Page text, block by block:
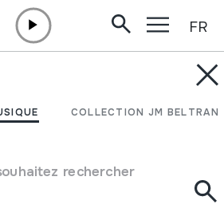
COLLECTION JM BELTRAN
rechercher
FR
DE